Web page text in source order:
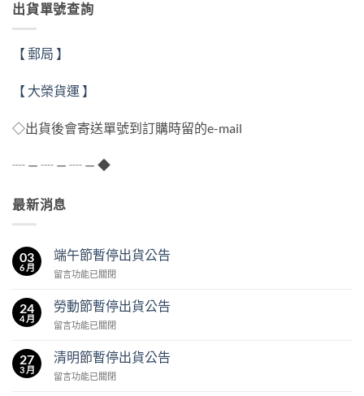
出貨單號查詢
【 郵局 】
【 大榮貨運 】
◇出貨後會寄送單號到訂購時留的e-mail
┈ — ┈ — ┈ — ◆
最新消息
03
6 月
端午節暫停出貨公告
在
午
節
暫
出
貨
公
留言功能已關閉
24
4 月
勞動節暫停出貨公告
在
動
節
暫
留言功能已關閉
27
3 月
清明節暫停出貨公告
在
留言功能已關閉